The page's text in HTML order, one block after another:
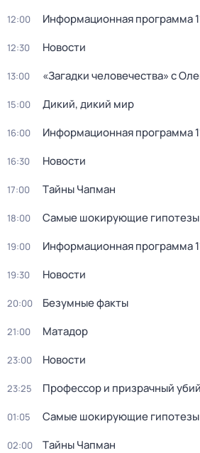
12:00 Информационная программа
12:30 Новости
13:00 «Загадки человечества» с
15:00 Дикий, дикий мир
16:00 Информационная программа
16:30 Новости
17:00 Тaйны Чапман
18:00 Самые шoкиpующие гипотезы
19:00 Информационная программа
19:30 Новости
20:00 Безумные факты
21:00 Матадор
23:00 Новости
23:25 Профессор и призрачный
01:05 Самые шoкиpующие гипотезы
02:00 Тaйны Чапман